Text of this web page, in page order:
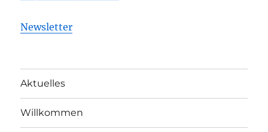
Newsletter
Aktuelles
Willkommen